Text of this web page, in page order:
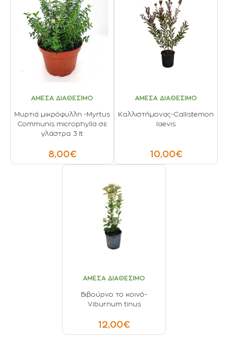
ΑΜΕΣΑ ΔΙΑΘΕΣΙΜΟ
Μυρτιά μικρόφυλλη -Μyrtus
Communis microphylla σε
γλάστρα 3 lt
8,00€
ΑΜΕΣΑ ΔΙΑΘΕΣΙΜΟ
Καλλιστήμονας-Callistemon
laevis
10,00€
ΑΜΕΣΑ ΔΙΑΘΕΣΙΜΟ
Βιβούρνο το κοινό-
Viburnum tinus
12,00€